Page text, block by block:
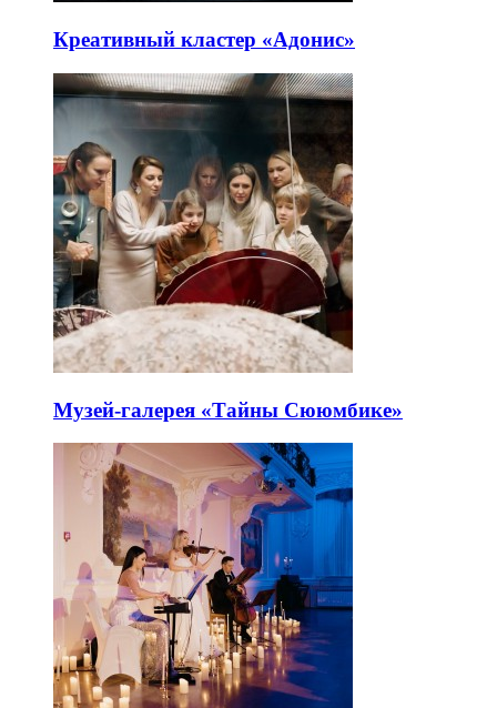
Креативный кластер «Адонис»
Музей-галерея «Тайны Сююмбике»